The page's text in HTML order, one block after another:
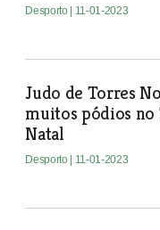
Desporto | 11-01-2023
Judo de Torres
muitos pódios no
Natal
Desporto | 11-01-2023